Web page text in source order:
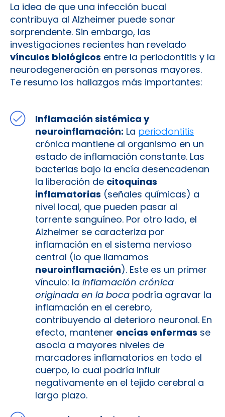
La idea de que una infección bucal
contribuya al Alzheimer puede sonar
sorprendente. Sin embargo, las
investigaciones recientes han revelado
vínculos biológicos entre la periodontitis y la
neurodegeneración en personas mayores​.
Te resumo los hallazgos más importantes:
Inflamación sistémica y
neuroinflamación: La periodontitis
crónica mantiene al organismo en un
estado de inflamación constante. Las
bacterias bajo la encía desencadenan
la liberación de citoquinas
inflamatorias (señales químicas) a
nivel local, que pueden pasar al
torrente sanguíneo. Por otro lado, el
Alzheimer se caracteriza por
inflamación en el sistema nervioso
central (lo que llamamos
neuroinflamación). Este es un primer
vínculo: la inflamación crónica
originada en la boca podría agravar la
inflamación en el cerebro,
contribuyendo al deterioro neuronal. En
efecto, mantener encías enfermas se
asocia a mayores niveles de
marcadores inflamatorios en todo el
cuerpo, lo cual podría influir
negativamente en el tejido cerebral a
largo plazo.